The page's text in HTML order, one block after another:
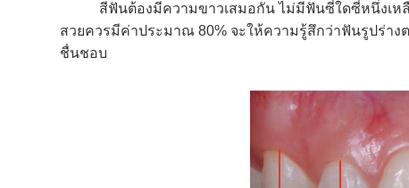
สีฟันต้องมีความขาวเสมอกัน ไม่มีฟันซี่ใดซี่หนึ่งเหลื
สวยควรมีค่าประมาณ 80% จะให้ความรู้สึกว่าฟันรูปร่าง
ชื่นชอบ